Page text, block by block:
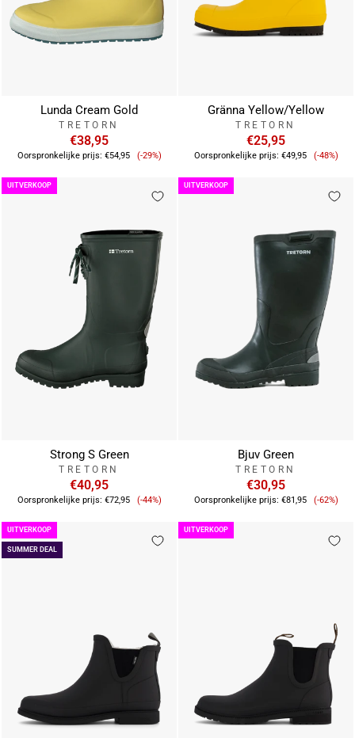
Lunda Cream Gold
TRETORN
€38,95
Oorspronkelijke prijs: €54,95 Verkoopprijs
(-29%)
Gränna Yellow/Yellow
TRETORN
€25,95
Oorspronkelijke prijs: €49,95 (-48%)
UITVERKOOP
Strong S Green
TRETORN
€40,95
Oorspronkelijke prijs: €72,95 Verkoopprijs
(-44%)
UITVERKOOP
Bjuv Green
TRETORN
€30,95
Oorspronkelijke prijs: €81,95 (-62%)
SUMMER DEAL
UITVERKOOP UITVERKOOP